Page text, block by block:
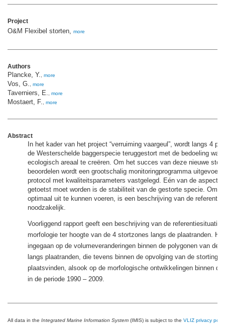
Project
O&M Flexibel storten, more
Authors
Plancke, Y., more
Vos, G., more
Taverniers, E., more
Mostaert, F., more
Abstract
In het kader van het project “verruiming vaargeul”, wordt langs 4
de Westerschelde baggerspecie teruggestort met de bedoeling
ecologisch areaal te creëren. Om het succes van deze nieuwe
beoordelen wordt een grootschalig monitoringprogramma
protocol met kwaliteitsparameters vastgelegd. Eén van de
getoetst moet worden is de stabiliteit van de gestorte specie. Om
optimaal uit te kunnen voeren, is een beschrijving van de
noodzakelijk.
Voorliggend rapport geeft een beschrijving van de referentiesituatie
morfologie ter hoogte van de 4 stortzones langs de plaatranden.
ingegaan op de volumeveranderingen binnen de polygonen van de
langs plaatranden, die tevens binnen de opvolging van de stortingen
plaatsvinden, alsook op de morfologische ontwikkelingen binnen
in de periode 1990 – 2009.
All data in the Integrated Marine Information System (IMIS) is subject to the VLIZ privacy